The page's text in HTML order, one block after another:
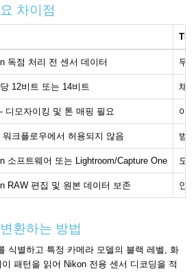
차이점
독점 처리 전 센서 데이터 무
12비트 또는 14비트 채
모자이킹 및 톤 매핑 필요 아
워크플로우에서 허용되지 않음 범
소프트웨어 또는 Lightroom/Capture One 모
RAW 편집 및 원본 데이터 보존 인
환하는 방법
식별하고 특정 카메라 모델의 블랙 레벨, 화
패턴을 읽어 Nikon 전용 센서 디코딩을 적